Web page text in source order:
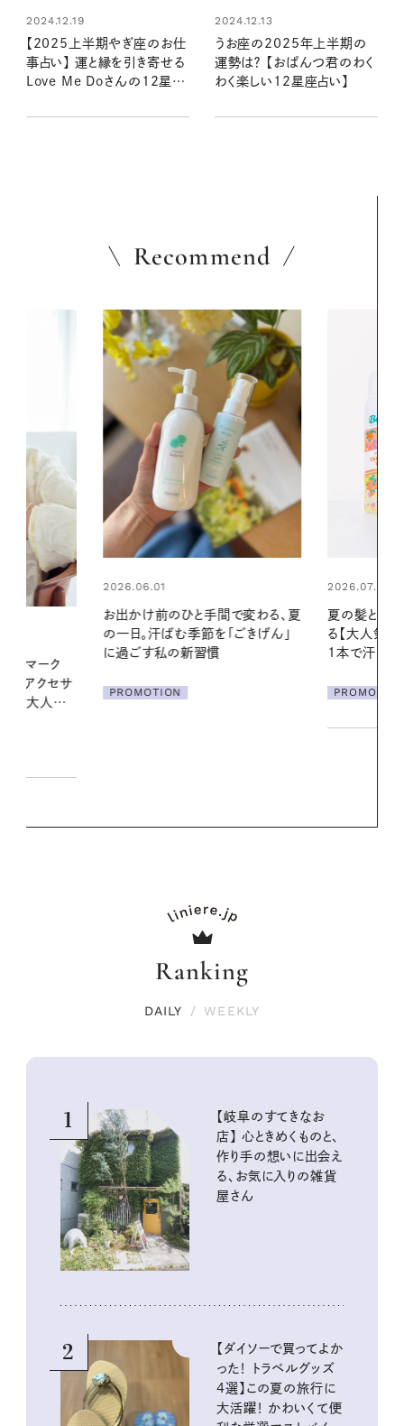
2024.12.19
【2025上半期やぎ座のお仕
事占い】 運と縁を引き寄せる
Love Me Doさんの12星座
2024.12.13
うお座の2025年上半期の
運勢は？ 【おぱんつ君のわく
わく楽しい12星座占い】
Recommend
2026.07.24
夏の髪と心が瞬時にリフレッシュす
る【大人気のドライシャンプー】 この
1本で汗ばむ季節も一日中心地よく
PROMOTION
2026.06.01
暑い夏のナイ
える夜の爽
Ranking
DAILY / WEEKLY
1
【岐阜のすてきなお
店】 心ときめくものと、
作り手の想いに出会え
る、お気に入りの雑貨
屋さん
2
【ダイソーで買ってよか
った！ トラベルグッズ
4選】この夏の旅行に
大活躍！ かわいくて便